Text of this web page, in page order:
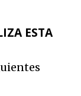
ESTA